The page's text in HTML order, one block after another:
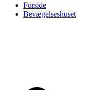
Forside
Bevægelseshuset